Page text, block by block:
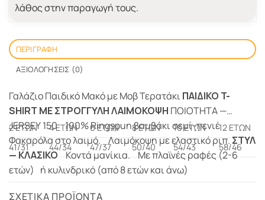
λάθος στην παραγωγή τους.
ΠΕΡΙΓΡΑΦΉ
ΑΞΙΟΛΟΓΉΣΕΙΣ (0)
Γαλάζιο Παιδικό Μακό με Μοβ Τερατάκι ΠΑΙΔΙΚΟ T-
SHIRT ΜΕ ΣΤΡΟΓΓΥΛΗ ΛΑΙΜΟΚΟΨΗ ΠΟΙΟTHTA —
JERSEY 150 100% Ringspun βαμβάκι σεμί-πενιέ
Φακαρόλα στο λαιμό. Λαιμόκοψη με ελαστικό ριπ. ΣΤΥΛ
— ΚΛΑΣΙΚΟΚοντά μανίκια. Με πλαϊνές ραφές (2-6
ετών) ή κυλινδρικό (από 8 ετών και άνω)
2 ΕΤΩΝ 4 ΕΤΩΝ 6 ΕΤΩΝ 8 ΕΤΩΝ 10 ΕΤΩΝ
12 ΕΤΩΝ
41/31
44/34 47/37 50/40 54/43 58/46
ΣΧΕΤΙΚΆ ΠΡΟΪΌΝΤΑ